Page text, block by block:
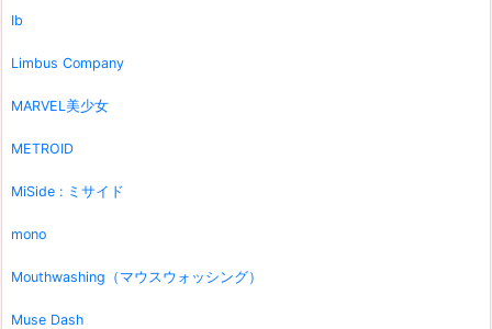
Ib
Limbus Company
MARVEL美少女
METROID
MiSide : ミサイド
mono
Mouthwashing（マウスウォッシング）
Muse Dash